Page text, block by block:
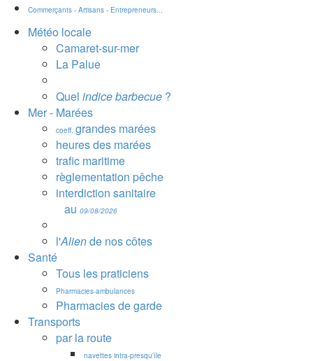
Commerçants - Artisans - Entrepreneurs...
Météo locale
Camaret-sur-mer
La Palue
Quel indice barbecue ?
Mer - Marées
coeff. grandes marées
heures des marées
trafic maritime
règlementation pêche
interdiction sanitaire
au 09/08/2026
l'Aliende nos côtes
Santé
Tous les praticiens
Pharmacies-ambulances
Pharmacies de garde
Transports
par la route
navettes intra-presqu'île